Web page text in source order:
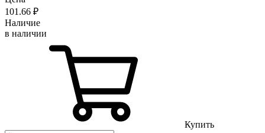
101 .66 ₽
Наличие
в наличии
Купить